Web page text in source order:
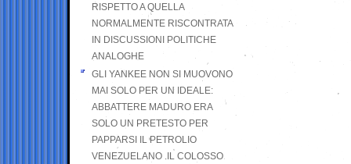
RISPETTO A QUELLA
NORMALMENTE RISCONTRATA
IN DISCUSSIONI POLITICHE
ANALOGHE
GLI YANKEE NON SI MUOVONO
MAI SOLO PER UN IDEALE:
ABBATTERE MADURO ERA
SOLO UN PRETESTO PER
PAPPARSI IL PETROLIO
VENEZUELANO .IL COLOSSO